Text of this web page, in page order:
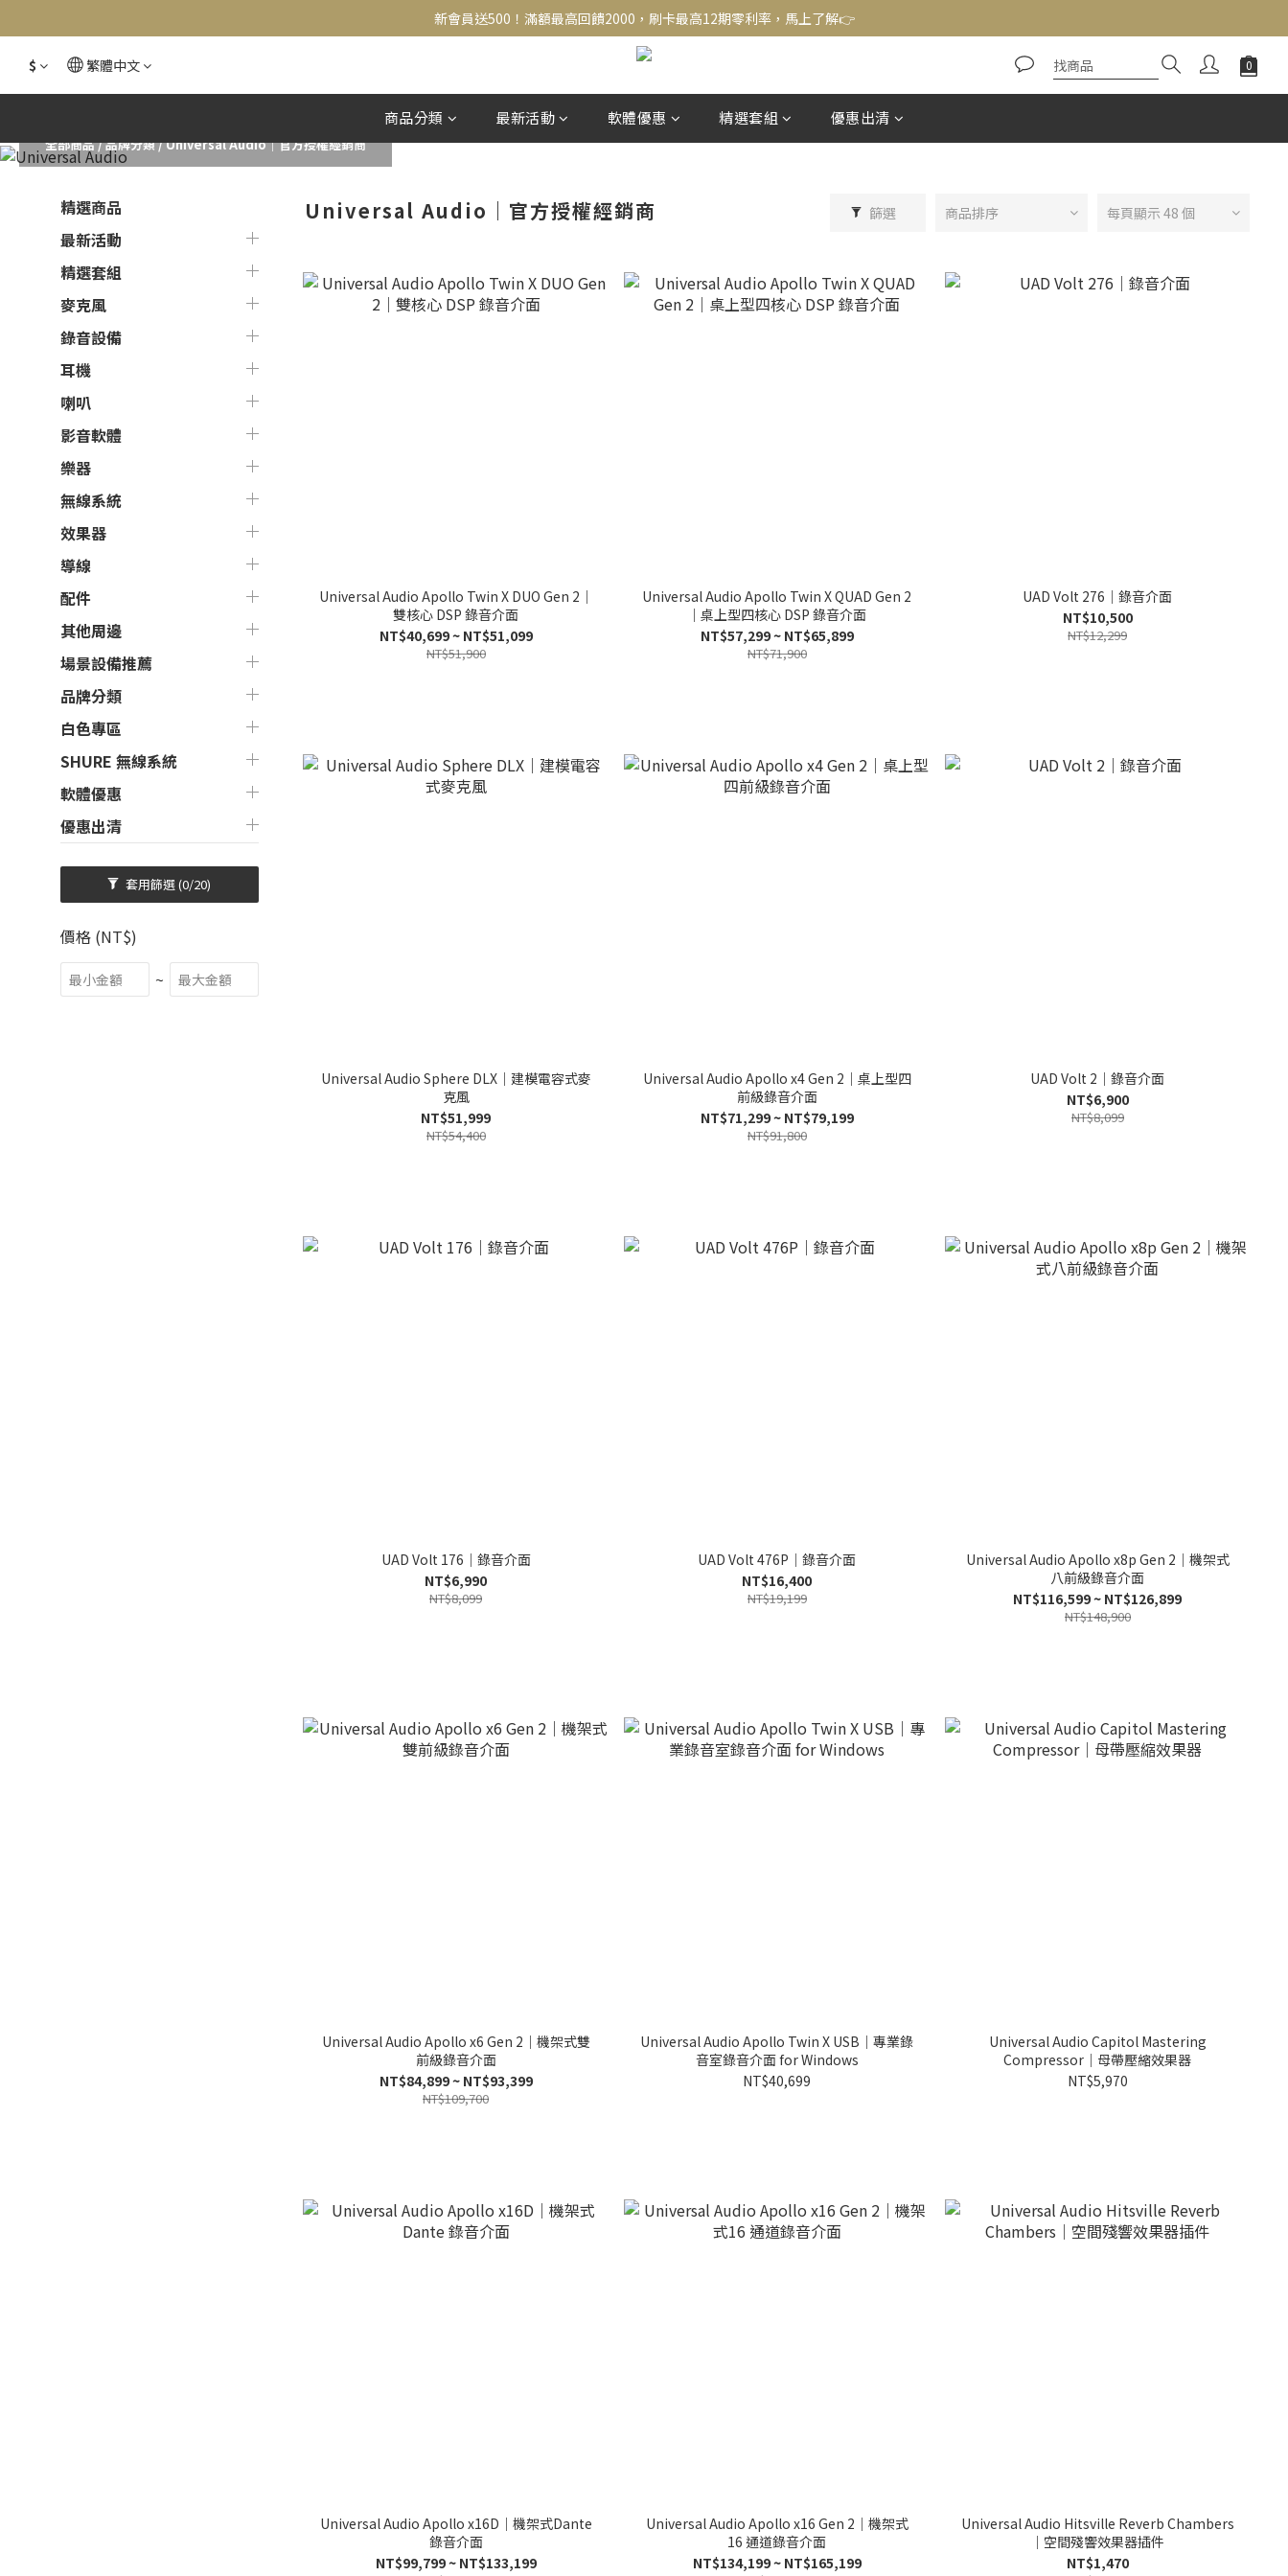
新會員送500！滿額最高回饋2000，刷卡最高12期零利率，馬上了解👉
新會員送500！滿額最高回饋2000，刷卡最高12期零利率，馬上了解👉
結帳頁選zingala銀角零卡分期，輕鬆打包
$ 繁體中文
商品分類 最新活動 軟體優惠 精選套組 優惠出清
全部商品/品牌分類/Universal Audio｜官方授權經銷商
精選商品
最新活動
精選套組
麥克風
錄音設備
耳機
喇叭
影音軟體
樂器
無線系統
效果器
導線
配件
其他周邊
場景設備推薦
品牌分類
白色專區
SHURE 無線系統
軟體優惠
優惠出清
套用篩選(0/20)
價格 (NT$)
~
Universal Audio｜官方授權經銷商 篩選 商品排序 每頁顯示 48 個
Universal Audio Apollo Twin X DUO Gen 2｜
雙核心 DSP 錄音介面
NT$40,699 ~ NT$51,099
NT$51,900
Universal Audio Apollo Twin X QUAD Gen 2
｜桌上型四核心 DSP 錄音介面
NT$57,299 ~ NT$65,899
NT$71,900
UAD Volt 276｜錄音介面
NT$10,500
NT$12,299
Universal Audio Sphere DLX｜建模電容式麥
克風
NT$51,999
NT$54,400
Universal Audio Apollo x4 Gen 2｜桌上型四
前級錄音介面
NT$71,299 ~ NT$79,199
NT$91,800
UAD Volt 2｜錄音介面
NT$6,900
NT$8,099
UAD Volt 176｜錄音介面
NT$6,990
NT$8,099
UAD Volt 476P｜錄音介面
NT$16,400
NT$19,199
Universal Audio Apollo x8p Gen 2｜機架式
八前級錄音介面
NT$116,599 ~ NT$126,899
NT$148,900
Universal Audio Apollo x6 Gen 2｜機架式雙
前級錄音介面
NT$84,899 ~ NT$93,399
NT$109,700
Universal Audio Apollo Twin X USB｜專業錄
音室錄音介面 for Windows
NT$40,699
Universal Audio Capitol Mastering
Compressor｜母帶壓縮效果器
NT$5,970
Universal Audio Apollo x16D｜機架式Dante
錄音介面
NT$99,799 ~ NT$133,199
Universal Audio Apollo x16 Gen 2｜機架式
16 通道錄音介面
NT$134,199 ~ NT$165,199
Universal Audio Hitsville Reverb Chambers
｜空間殘響效果器插件
NT$1,470